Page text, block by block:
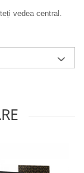
vedea central.